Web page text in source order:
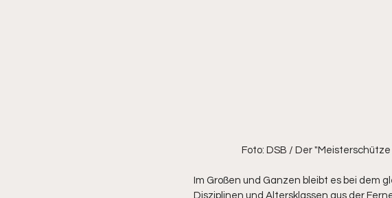
Foto: DSB / Der "Meisterschütze
Im Großen und Ganzen bleibt es bei dem
Disziplinen und Altersklassen aus der